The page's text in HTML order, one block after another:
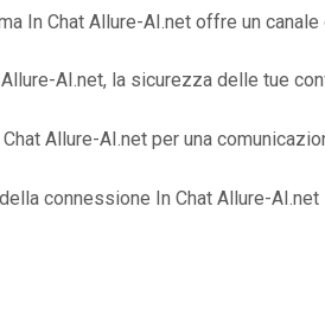
In Chat Allure-AI.net offre un
Allure-AI.net, la sicurezza delle tue
Allure-AI.net per una
connessione In Chat Allure-